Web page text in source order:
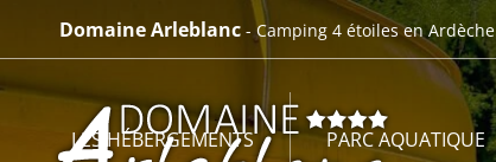
contenu
Domaine Arleblanc - Camping 4 étoiles en Ardèche
LES HÉBERGEMENTS PARC AQUATIQUE